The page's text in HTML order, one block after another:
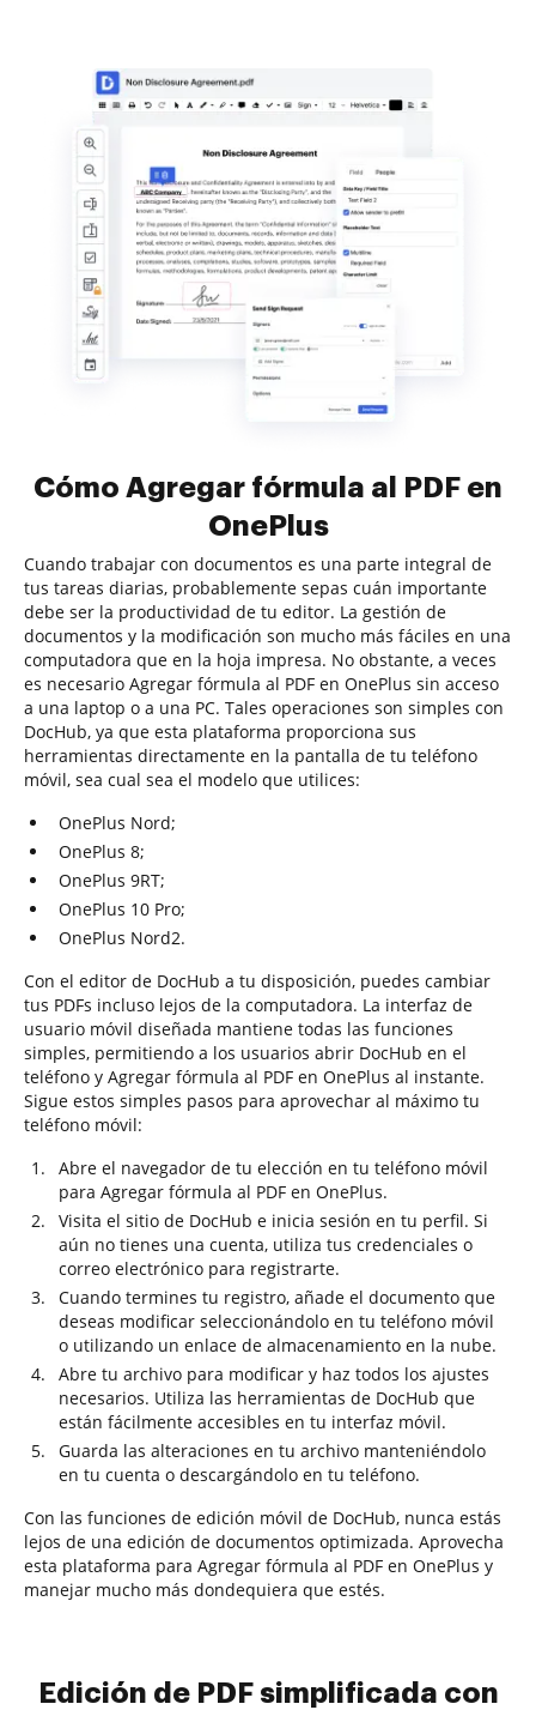
Cómo Agregar fórmula al PDF en
OnePlus
Cuando trabajar con documentos es una parte integral de
tus tareas diarias, probablemente sepas cuán importante
debe ser la productividad de tu editor. La gestión de
documentos y la modificación son mucho más fáciles en una
computadora que en la hoja impresa. No obstante, a veces
es necesario Agregar fórmula al PDF en OnePlus sin acceso
a una laptop o a una PC. Tales operaciones son simples con
DocHub, ya que esta plataforma proporciona sus
herramientas directamente en la pantalla de tu teléfono
móvil, sea cual sea el modelo que utilices:
OnePlus Nord;
OnePlus 8;
OnePlus 9RT;
OnePlus 10 Pro;
OnePlus Nord2.
Con el editor de DocHub a tu disposición, puedes cambiar
tus PDFs incluso lejos de la computadora. La interfaz de
usuario móvil diseñada mantiene todas las funciones
simples, permitiendo a los usuarios abrir DocHub en el
teléfono y Agregar fórmula al PDF en OnePlus al instante.
Sigue estos simples pasos para aprovechar al máximo tu
teléfono móvil:
Abre el navegador de tu elección en tu teléfono móvil
para Agregar fórmula al PDF en OnePlus.
Visita el sitio de DocHub e inicia sesión en tu perfil. Si
aún no tienes una cuenta, utiliza tus credenciales o
correo electrónico para registrarte.
Cuando termines tu registro, añade el documento que
deseas modificar seleccionándolo en tu teléfono móvil
o utilizando un enlace de almacenamiento en la nube.
Abre tu archivo para modificar y haz todos los ajustes
necesarios. Utiliza las herramientas de DocHub que
están fácilmente accesibles en tu interfaz móvil.
Guarda las alteraciones en tu archivo manteniéndolo
en tu cuenta o descargándolo en tu teléfono.
Con las funciones de edición móvil de DocHub, nunca estás
lejos de una edición de documentos optimizada. Aprovecha
esta plataforma para Agregar fórmula al PDF en OnePlus y
manejar mucho más dondequiera que estés.
Edición de PDF simplificada con